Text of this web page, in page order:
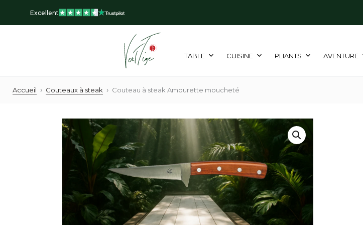
Excellent
TABLE CUISINE PLIANTS AVENTURE
Accueil › Couteaux à steak › Couteau à steak Amourette moucheté